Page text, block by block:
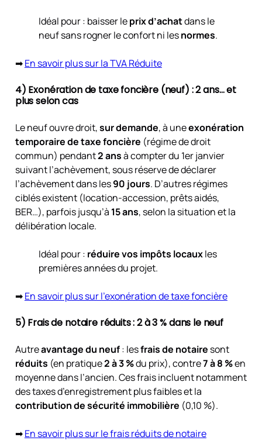
Idéal pour : baisser leprix d’achatdans le
neuf sans rogner le confort ni lesnormes.
➡En savoir plus sur la TVA Réduite
4) Exonération de taxe foncière (neuf) : 2 ans… et
plus selon cas
Le neuf ouvre droit,sur demande, à uneexonération
temporaire de taxe foncière (régime de droit
commun) pendant2 ansà compter du 1er janvier
suivant l’achèvement, sous réserve de déclarer
l’achèvement dans les90 jours. D’autres régimes
ciblés existent (location-accession, prêts aidés,
BER…), parfois jusqu’à 15 ans, selon la situation et la
délibération locale.
Idéal pour : réduire vos impôts locauxles
premières années du projet.
➡En savoir plus sur l’exonération de taxe foncière
5) Frais de notaire réduits : 2 à 3 % dans le neuf
Autreavantage du neuf: lesfrais de notaire sont
réduits (en pratique2 à 3 %du prix), contre7 à 8 %en
moyenne dans l’ancien. Ces frais incluent notamment
des taxes d’enregistrement plus faibles et la
contribution de sécurité immobilière (0,10 %).
➡En savoir plus sur le frais réduits de notaire